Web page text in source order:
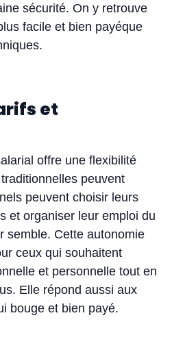
sécurité. On y retrouve
facile et bien payéque
et
offre une flexibilité
peuvent
peuvent choisir leurs
et organiser leur emploi du
semble. Cette autonomie
ceux qui souhaitent
et personnelle tout en
Elle répond aussi aux
bouge et bien payé.